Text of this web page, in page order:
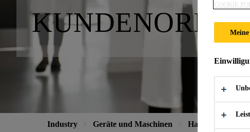
Industry Geräte und Maschinen Haushaltsgeräte
COOKIE